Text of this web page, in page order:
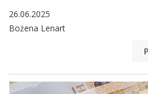
26.06.2025
Bożena Lenart